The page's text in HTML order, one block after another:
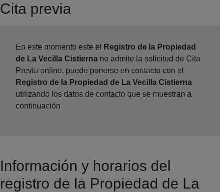
Cita previa
En este momento este el
Registro de la Propiedad
de La Vecilla Cistierna no admite la solicitud de Cita
Previa online, puede ponerse en contacto con el
Registro de la Propiedad de La Vecilla Cistierna
utilizando los datos de contacto que se muestran a
continuación
Información y horarios del
registro de la Propiedad de La